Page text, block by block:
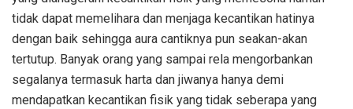
tidak dapat memelihara dan menjaga kecantikan hatinya
dengan baik sehingga aura cantiknya pun seakan-akan
tertutup. Banyak orang yang sampai rela mengorbankan
segalanya termasuk harta dan jiwanya hanya demi
mendapatkan kecantikan fisik yang tidak seberapa yang